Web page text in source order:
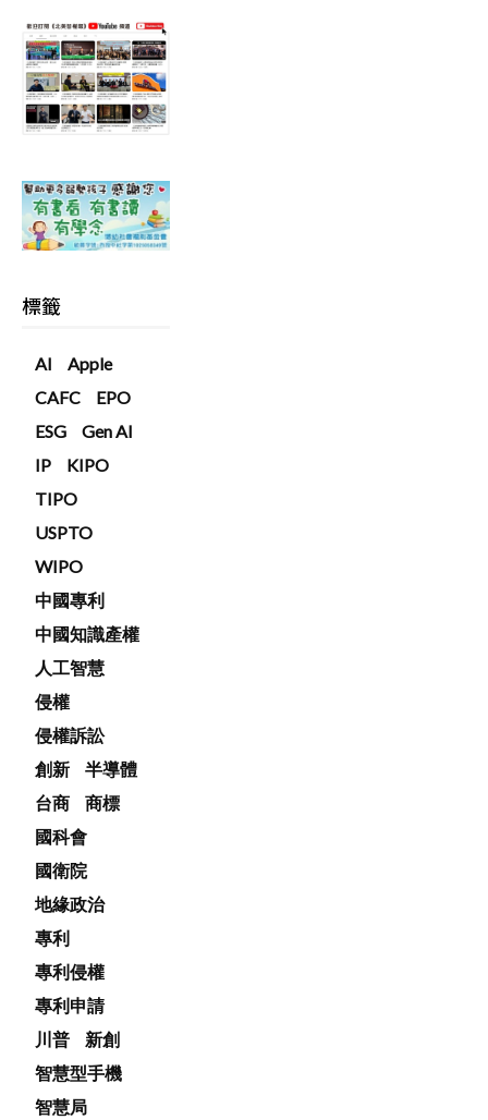
標籤
AI
Apple
CAFC
EPO
ESG
Gen AI
IP
KIPO
TIPO
USPTO
WIPO
中國專利
中國知識產權
人工智慧
侵權
侵權訴訟
創新
半導體
台商
商標
國科會
國衛院
地緣政治
專利
專利侵權
專利申請
川普
新創
智慧型手機
智慧局